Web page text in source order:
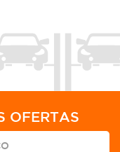
OFERTAS